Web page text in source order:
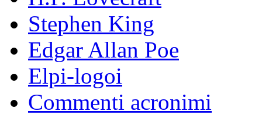
Stephen King
Edgar Allan Poe
Elpi-logoi
Commenti acronimi